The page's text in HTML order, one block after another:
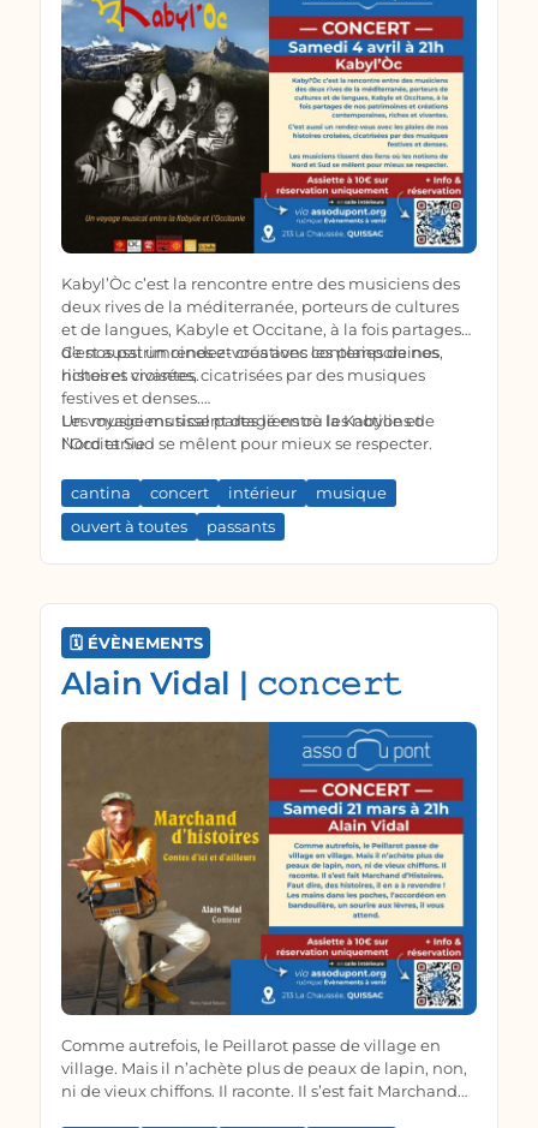
Kabyl’Òc c’est la rencontre entre des musiciens des
deux rives de la méditerranée, porteurs de cultures
et de langues, Kabyle et Occitane, à la fois partages
de nos patrimoines et créations contemporaines,
riches et vivantes.
C’est aussi un rendez-vous avec les plaies de nos
histoires croisées, cicatrisées par des musiques
festives et denses.
Les musiciens tissent des liens où les notions de
Nord et Sud se mêlent pour mieux se respecter.
Un voyage musical partagé entre la Kabylie et
l’Occitanie
cantina concert intérieur
musique
ouvert à toutes
passants
🗓️ ÉVÈNEMENTS
Alain Vidal | 𝚌𝚘𝚗𝚌𝚎𝚛𝚝
Comme autrefois, le Peillarot passe de village en
village. Mais il n’achète plus de peaux de lapin, non,
ni de vieux chiffons. Il raconte. Il s’est fait Marchand